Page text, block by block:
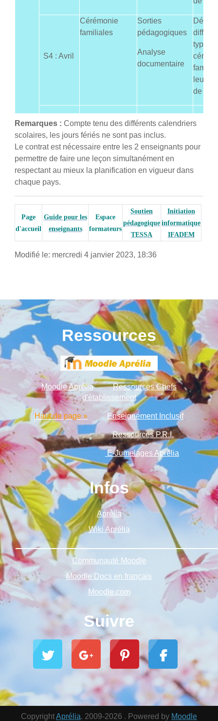
S4 : Avril
Cérémonie
familiales
Sorties
pédagogiques
Analyse
documentaire
types
leurs
de
Remarques : Compte tenu des différents calendriers
scolaires, les jours fériés ne sont pas inclus.
Le contrat est nécessaire entre les 2 enseignants pour
permettre de faire une leçon simultanément en
respectant au mieux la planification en vigueur dans
chaque pays.
Page
d'accueil
Guide pour les
enseignants
Espace
formateurs
Soutien
pédagogique
TESSA
Initiation
informatique
IFADEM
Modifié le: mercredi 4 janvier 2023, 18:36
Ressources
Moodle Aprélia
Ressources Chefs
d'établissement
Haut de page » Enseignement Inclusif
Ressources P.R.I.
E-Jumelages Aprélia
Infos
Aprélia
Wiki Aprélia
Communauté Moodle
Moodle Docs en français
Moodle.com
Suivre
CopyrightAprélia. 2009-2026 . Powered by Moodle